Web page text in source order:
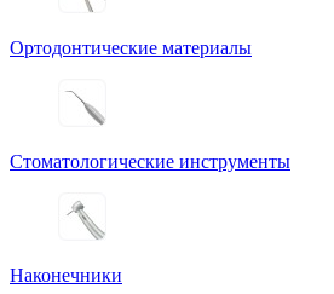
Ортодонтические материалы
Стоматологические инструменты
Наконечники